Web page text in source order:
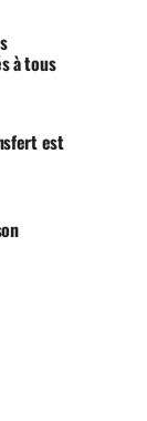
à tous
est